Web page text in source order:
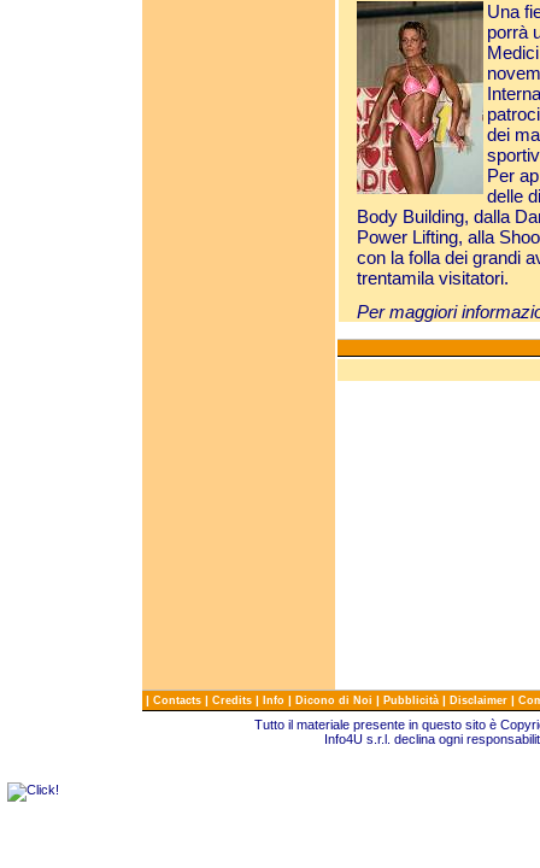
Una
porrà
dei
Per
delle
Body Building, dalla
Power Lifting, alla
con la folla dei grandi
trentamila visitatori.
Per maggiori
| Contacts | Credits | Info | Dicono di Noi | Pubblicità | Disclaimer |
Tutto il materiale presente in questo sito è
Info4U s.r.l. declina ogni